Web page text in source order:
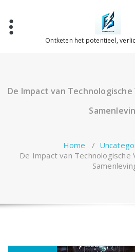
inhoud
Ontketen het potentieel,
De Impact van
Home /
De Impact van Technologische